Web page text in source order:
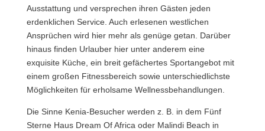
Ausstattung und versprechen ihren Gästen jeden
erdenklichen Service. Auch erlesenen westlichen
Ansprüchen wird hier mehr als genüge getan. Darüber
hinaus finden Urlauber hier unter anderem eine
exquisite Küche, ein breit gefächertes Sportangebot mit
einem großen Fitnessbereich sowie unterschiedlichste
Möglichkeiten für erholsame Wellnessbehandlungen.
Die Sinne Kenia-Besucher werden z. B. in dem Fünf
Sterne Haus Dream Of Africa oder Malindi Beach in